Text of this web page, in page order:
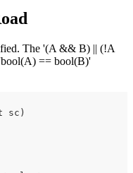
The '(A && B) || (!A
== bool(B)'
sc)